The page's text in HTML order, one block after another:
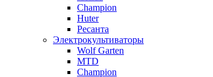
Champion
Huter
Ресанта
Электрокультиваторы
Wolf Garten
MTD
Champion